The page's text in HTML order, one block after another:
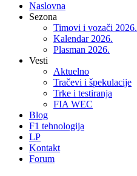
Naslovna
Sezona
Timovi i vozači 2026.
Kalendar 2026.
Plasman 2026.
Vesti
Aktuelno
Tračevi i špekulacije
Trke i testiranja
FIA WEC
Blog
F1 tehnologija
LP
Kontakt
Forum